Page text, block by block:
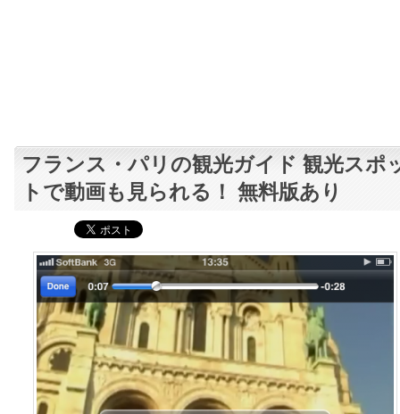
フランス・パリの観光ガイド 観光スポ
トで動画も見られる！ 無料版あり